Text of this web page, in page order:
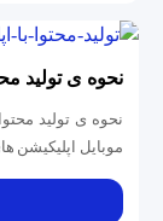
نحوه ی تولید
نحوه ی تولید
موبایل